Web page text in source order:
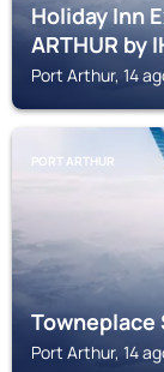
Holiday Inn
ARTHUR by
Port Arthur, 14
PORT ARTHUR
Port Arthur, 14